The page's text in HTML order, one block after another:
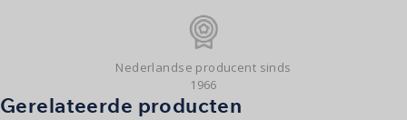
Nederlandse producent sinds
1966
Gerelateerde producten